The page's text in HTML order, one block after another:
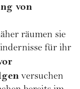
von
räumen sie
für ihr
versuchen